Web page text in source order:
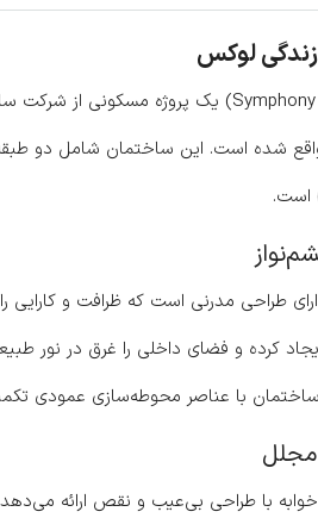
زندگی لوکس
طراحی مدرنی است که ظرافت و
کرده و فضای داخلی را غرق در نور
با عناصر محوطه‌سازی عمودی
این پروژه واحدهای مسکونی ۱ و ۲ خوابه با طراحی